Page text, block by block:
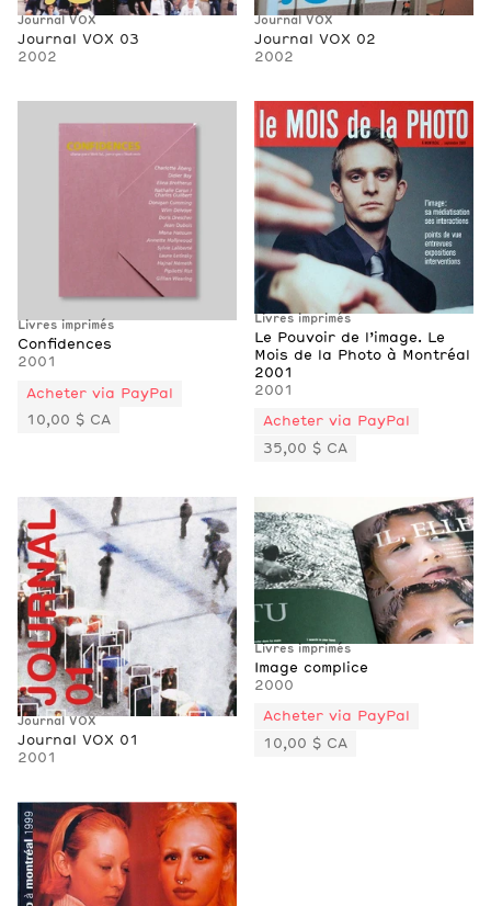
Journal VOX
Journal VOX 03
2002
Journal VOX
Journal VOX 02
2002
Livres imprimés
Confidences
2001
Acheter via PayPal
10,00 $ CA
Livres imprimés
Le Pouvoir de l’image. Le
Mois de la Photo à Montréal
2001
2001
Acheter via PayPal
35,00 $ CA
Journal VOX
Journal VOX 01
2001
Livres imprimés
Image complice
2000
Acheter via PayPal
10,00 $ CA